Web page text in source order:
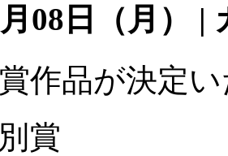
08日（月）
作品が決定
賞